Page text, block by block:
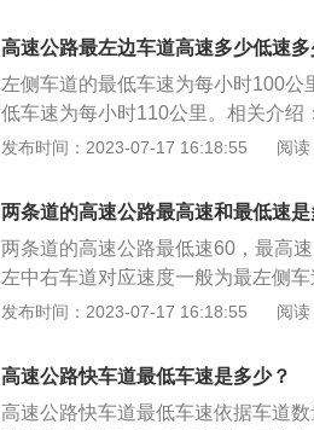
低限速，将不予以处罚。
向有2条车道，左侧车道的最低车速
最左侧车道的最低车速为每小时
里，最右侧车道的最低车速为每小
超速规定的时速在百分之十以内，
百分之二以下，罚款，记三分。超
二分。
高速公路最左边车道高速多少低速多
左侧车道的最低车速为每小时100
低车速为每小时110公里。相关介
例》第七十八条：同方向有2条车道
车速为每小时90公里。2、拓展：道
的规定不一致，按照道路限速标志标
发布时间：2023-07-17 16:18:55 阅
两条道的高速公路最高速和最低速是
两条道的高速公路最低速60，最高
左中右车道对应速度一般为最左侧
的最低车速为每小时90公里，最右
款。驾驶中型以上载客载货汽车、
限速百分之二十以内的不予罚款处罚
发布时间：2023-07-17 16:18:55 阅
高速公路快车道最低车速是多少？
高速公路快车道最低车速依据车道